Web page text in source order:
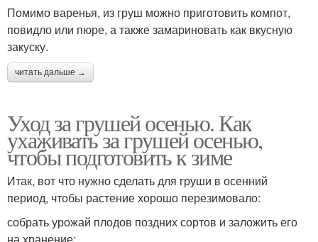
Помимо варенья, из груш можно приготовить компот,
повидло или пюре, а также замариновать как вкусную
закуску.
читать дальше →
Уход за грушей осенью. Как
ухаживать за грушей осенью,
чтобы подготовить к зиме
Итак, вот что нужно сделать для груши в осенний
период, чтобы растение хорошо перезимовало:
собрать урожай плодов поздних сортов и заложить его
на хранение;